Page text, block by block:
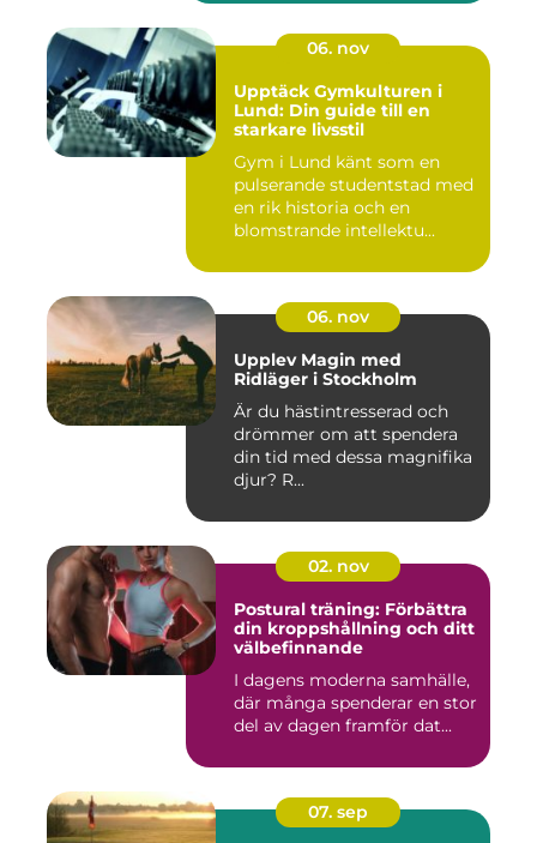
06. nov
Upptäck Gymkulturen i
Lund: Din guide till en
starkare livsstil
Gym i Lund känt som en
pulserande studentstad med
en rik historia och en
blomstrande intellektu...
06. nov
Upplev Magin med
Ridläger i Stockholm
Är du hästintresserad och
drömmer om att spendera
din tid med dessa magnifika
djur? R...
02. nov
Postural träning: Förbättra
din kroppshållning och ditt
välbefinnande
I dagens moderna samhälle,
där många spenderar en stor
del av dagen framför dat...
07. sep